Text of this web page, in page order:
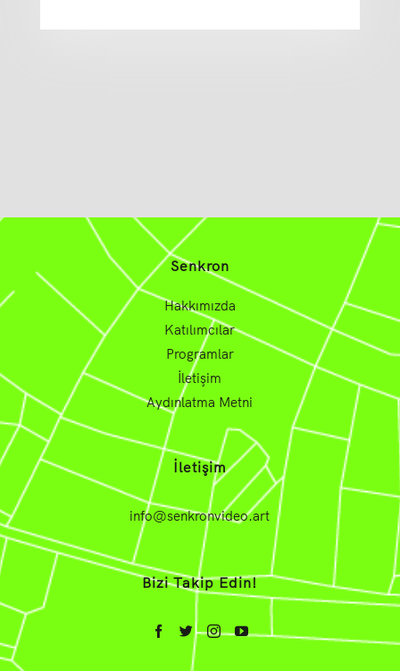
Senkron
Hakkımızda
Katılımcılar
Programlar
İletişim
Aydınlatma Metni
İletişim
info@senkronvideo.art
Bizi Takip Edin!